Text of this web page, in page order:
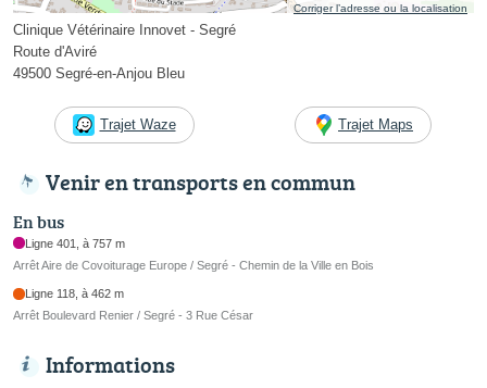
Corriger l’adresse ou la localisation
Clinique Vétérinaire Innovet - Segré
Route d'Aviré
49500 Segré-en-Anjou Bleu
Trajet Waze Trajet Maps
Venir en transports en commun
En bus
Ligne 401, à 757 m
Arrêt Aire de Covoiturage Europe / Segré - Chemin de la Ville en Bois
Ligne 118, à 462 m
Arrêt Boulevard Renier / Segré - 3 Rue César
Informations